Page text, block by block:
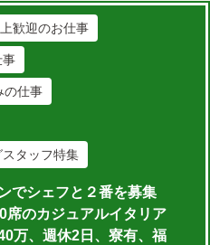
歓迎のお仕事
事
の仕事
タッフ特集
でシェフと２番を募集
席のカジュアルイタリア
万、週休2日、寮有、福